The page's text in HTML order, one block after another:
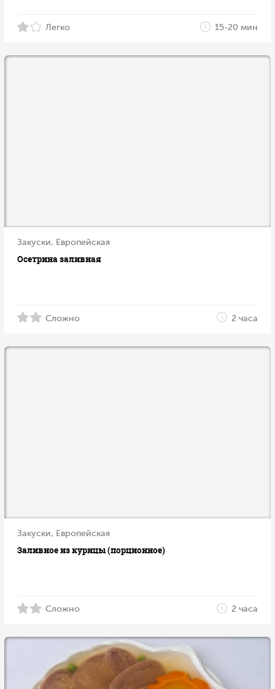
Легко 15-20 мин
Закуски, Европейская
Осетрина заливная
Сложно 2 часа
Закуски, Европейская
Заливное из курицы (порционное)
Сложно 2 часа